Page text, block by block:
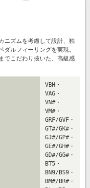
ニズムを考慮して設計、独
ルフィーリングを実現。
でこだわり抜いた、高級感
VBH・
VAG・
VN#・
VM#・
GRF/GVF・
GT#/GK#・
GJ#/GP#・
GE#/GH#・
GD#/GG#・
BT5・
BN9/BS9・
BM#/BR#・